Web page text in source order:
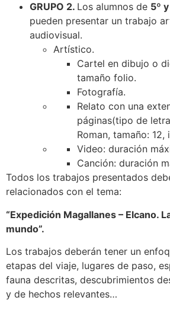
GRUPO 2. Los alumnos de 5º
pueden presentar un trabajo
audiovisual.
Artístico.
Cartel en dibujo o
tamaño folio.
Fotografía.
Relato con una
páginas(tipo de
Roman, tamaño: 12,
Video: duración
Canción: duración
Todos los trabajos presentados
relacionados con el tema:
“Expedición Magallanes – Elcano.
mundo”.
Los trabajos deberán tener un
etapas del viaje, lugares de paso,
fauna descritas, descubrimientos
y de hechos relevantes…